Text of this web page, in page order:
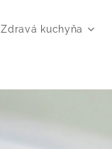
Zdravá kuchyňa